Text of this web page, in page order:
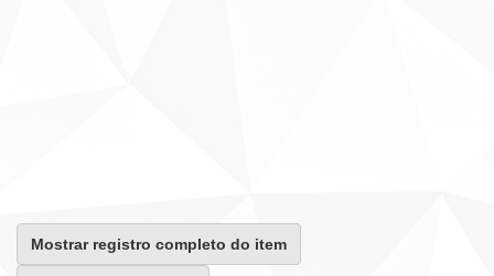
Mostrar registro completo do item